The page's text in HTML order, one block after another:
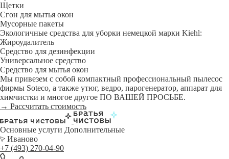
Щетки
Сгон для мытья окон
Мусорные пакеты
Экологичные средства для уборки немецкой марки Kiehl:
Жироудалитель
Средство для дезинфекции
Универсальное средство
Средство для мытья окон
Мы привезем с собой компактный профессиональный пылесос
фирмы Soteco, а также утюг, ведро, парогенератор, аппарат для
химчистки и многое другое ПО ВАШЕЙ ПРОСЬБЕ.
→ Рассчитать стоимость
Основные услуги Дополнительные
Иваново
+7 (493) 270-04-90